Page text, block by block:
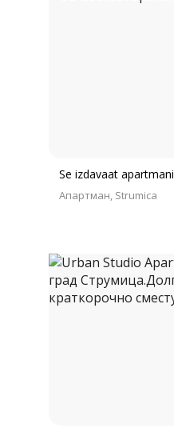
Se izdavaat apartmani
Апартман Strumica